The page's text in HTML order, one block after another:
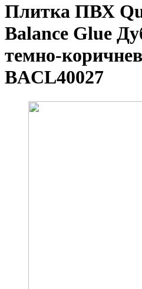
Плитка ПВХ
Balance Glue
темно-
BACL40027